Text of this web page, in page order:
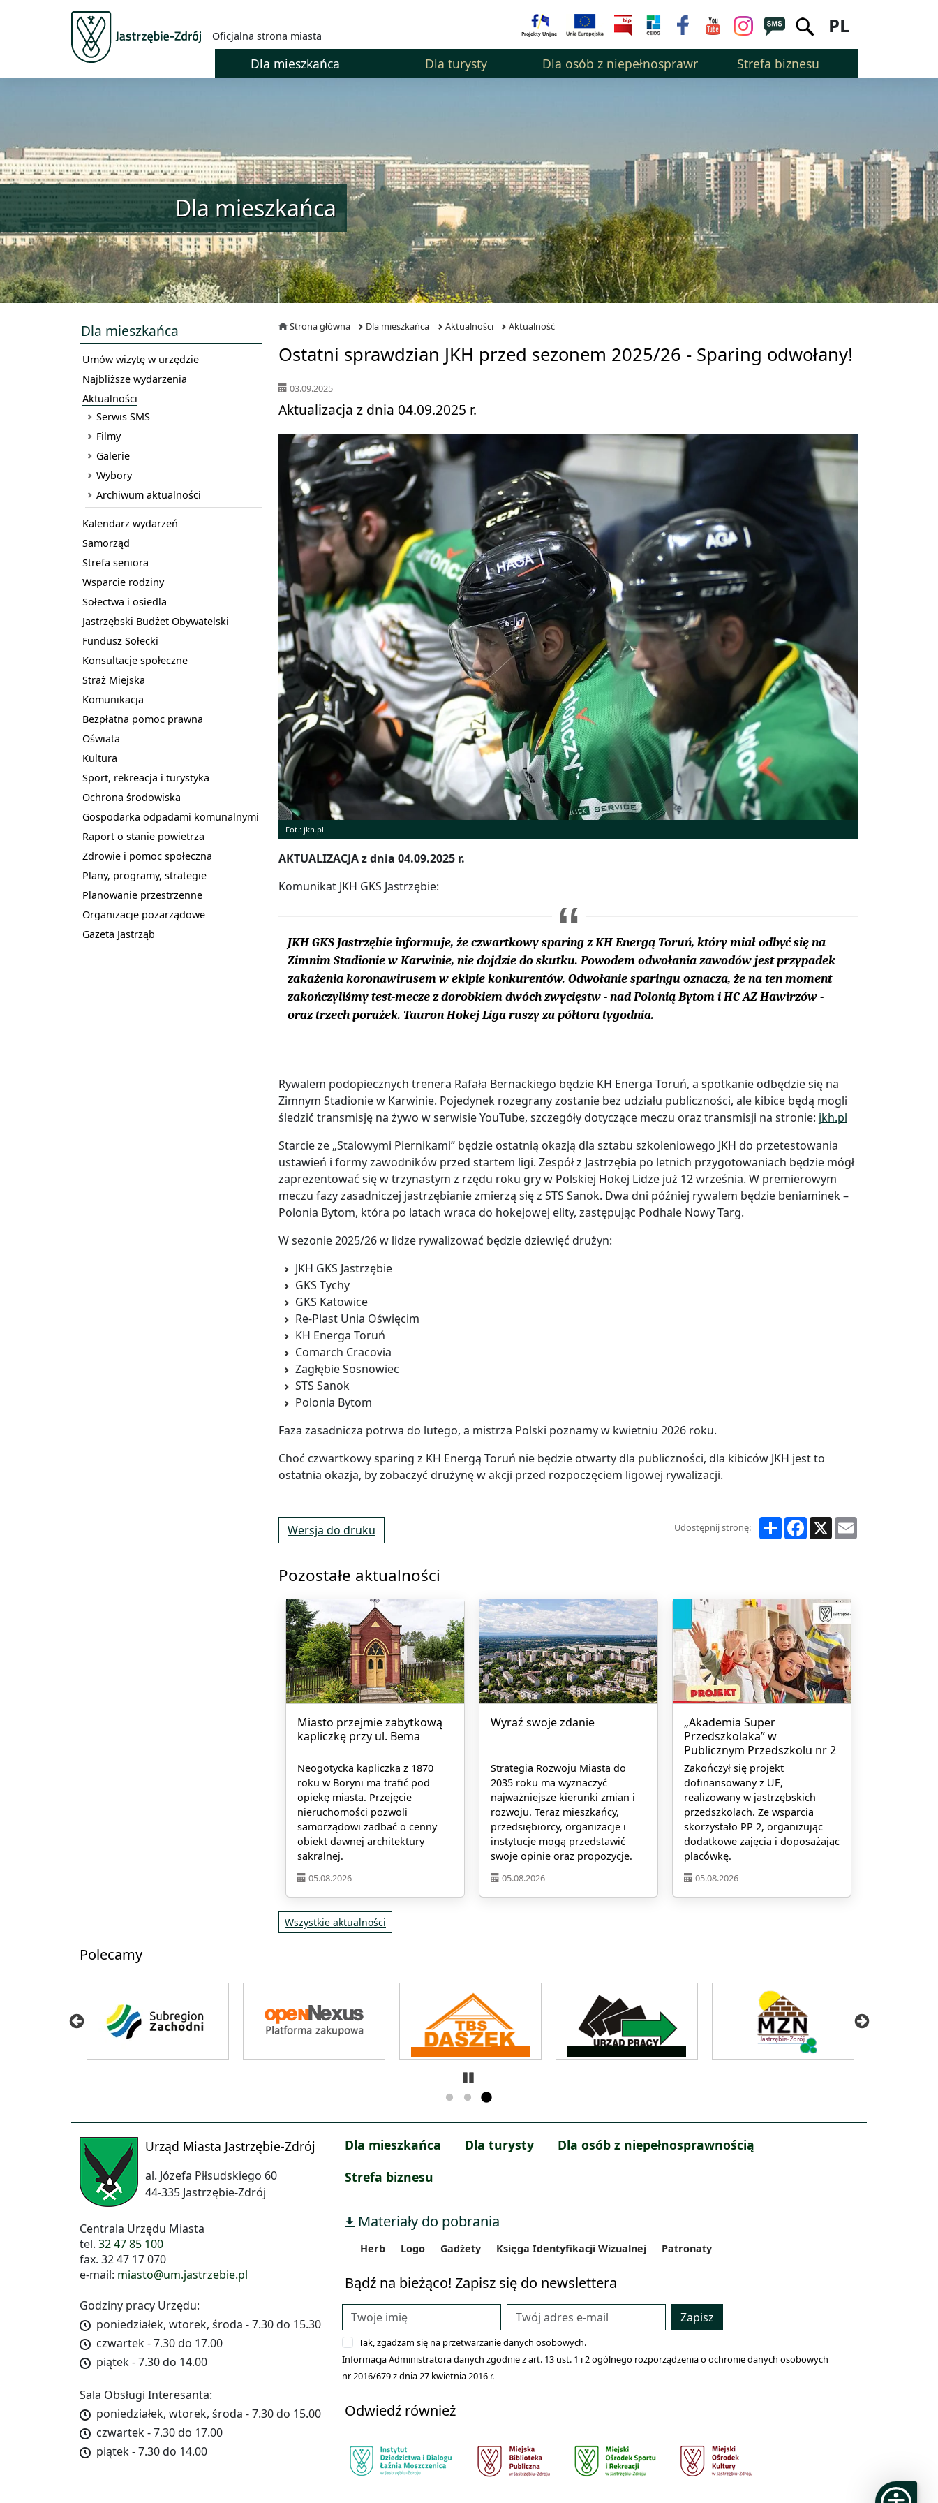
Oficjalna strona miasta PL
Dla mieszkańca Dla turysty Dla osób z niepełnosprawnością Strefa biznesu
Dla mieszkańca
Dla mieszkańca
Umów wizytę w urzędzie
Najbliższe wydarzenia
Aktualności
Serwis SMS
Filmy
Galerie
Wybory
Archiwum aktualności
Kalendarz wydarzeń
Samorząd
Strefa seniora
Wsparcie rodziny
Sołectwa i osiedla
Jastrzębski Budżet Obywatelski
Fundusz Sołecki
Konsultacje społeczne
Straż Miejska
Komunikacja
Bezpłatna pomoc prawna
Oświata
Kultura
Sport, rekreacja i turystyka
Ochrona środowiska
Gospodarka odpadami komunalnymi
Raport o stanie powietrza
Zdrowie i pomoc społeczna
Plany, programy, strategie
Planowanie przestrzenne
Organizacje pozarządowe
Gazeta Jastrząb
Strona główna Dla mieszkańca Aktualności Aktualność
Ostatni sprawdzian JKH przed sezonem 2025/26 - Sparing odwołany!
03.09.2025
Aktualizacja z dnia 04.09.2025 r.
Fot.: jkh.pl
AKTUALIZACJA z dnia 04.09.2025 r.
Komunikat JKH GKS Jastrzębie:
JKH GKS Jastrzębie informuje, że czwartkowy sparing z KH Energą Toruń, który miał odbyć się na
Zimnim Stadionie w Karwinie, nie dojdzie do skutku. Powodem odwołania zawodów jest przypadek
zakażenia koronawirusem w ekipie konkurentów. Odwołanie sparingu oznacza, że na ten moment
zakończyliśmy test-mecze z dorobkiem dwóch zwycięstw - nad Polonią Bytom i HC AZ Hawirzów -
oraz trzech porażek. Tauron Hokej Liga ruszy za półtora tygodnia.
Rywalem podopiecznych trenera Rafała Bernackiego będzie KH Energa Toruń, a spotkanie odbędzie się na
Zimnym Stadionie w Karwinie. Pojedynek rozegrany zostanie bez udziału publiczności, ale kibice będą mogli
śledzić transmisję na żywo w serwisie YouTube, szczegóły dotyczące meczu oraz transmisji na stronie: jkh.pl
Starcie ze „Stalowymi Piernikami” będzie ostatnią okazją dla sztabu szkoleniowego JKH do przetestowania
ustawień i formy zawodników przed startem ligi. Zespół z Jastrzębia po letnich przygotowaniach będzie mógł
zaprezentować się w trzynastym z rzędu roku gry w Polskiej Hokej Lidze już 12 września. W premierowym
meczu fazy zasadniczej jastrzębianie zmierzą się z STS Sanok. Dwa dni później rywalem będzie beniaminek –
Polonia Bytom, która po latach wraca do hokejowej elity, zastępując Podhale Nowy Targ.
W sezonie 2025/26 w lidze rywalizować będzie dziewięć drużyn:
JKH GKS Jastrzębie
GKS Tychy
GKS Katowice
Re-Plast Unia Oświęcim
KH Energa Toruń
Comarch Cracovia
Zagłębie Sosnowiec
STS Sanok
Polonia Bytom
Faza zasadnicza potrwa do lutego, a mistrza Polski poznamy w kwietniu 2026 roku.
Choć czwartkowy sparing z KH Energą Toruń nie będzie otwarty dla publiczności, dla kibiców JKH jest to
ostatnia okazja, by zobaczyć drużynę w akcji przed rozpoczęciem ligowej rywalizacji.
Wersja do druku Udostępnij stronę: ShareFacebook
X
Pozostałe aktualności
Miasto przejmie zabytkową
kapliczkę przy ul. Bema
Neogotycka kapliczka z 1870
roku w Boryni ma trafić pod
opiekę miasta. Przejęcie
nieruchomości pozwoli
samorządowi zadbać o cenny
obiekt dawnej architektury
sakralnej.
05.08.2026
Wyraź swoje zdanie
Strategia Rozwoju Miasta do
2035 roku ma wyznaczyć
najważniejsze kierunki zmian i
rozwoju. Teraz mieszkańcy,
przedsiębiorcy, organizacje i
instytucje mogą przedstawić
swoje opinie oraz propozycje.
05.08.2026
„Akademia Super
Przedszkolaka” w
Publicznym Przedszkolu nr 2
Zakończył się projekt
dofinansowany z UE,
realizowany w jastrzębskich
przedszkolach. Ze wsparcia
skorzystało PP 2, organizując
dodatkowe zajęcia i doposażając
placówkę.
05.08.2026
Wszystkie aktualności
Polecamy
Urząd Miasta Jastrzębie-Zdrój
al. Józefa Piłsudskiego 60
44-335 Jastrzębie-Zdrój
Centrala Urzędu Miasta
tel. 32 47 85 100
fax. 32 47 17 070
e-mail: miasto@um.jastrzebie.pl
Godziny pracy Urzędu:
poniedziałek, wtorek, środa - 7.30 do 15.30
czwartek - 7.30 do 17.00
piątek - 7.30 do 14.00
Sala Obsługi Interesanta:
poniedziałek, wtorek, środa - 7.30 do 15.00
czwartek - 7.30 do 17.00
piątek - 7.30 do 14.00
Dla mieszkańca Dla turysty
Dla osób z niepełnosprawnością
Strefa biznesu
Materiały do pobrania
Herb Logo Gadżety Księga Identyfikacji Wizualnej Patronaty
Bądź na bieżąco! Zapisz się do newslettera
Zapisz
Tak, zgadzam się na przetwarzanie danych osobowych.
Informacja Administratora danych zgodnie z art. 13 ust. 1 i 2 ogólnego rozporządzenia o ochronie danych osobowych
nr 2016/679 z dnia 27 kwietnia 2016 r.
Odwiedź również